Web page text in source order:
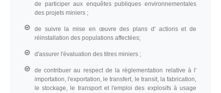
de participer aux enquêtes publiques environnementales
des projets miniers ;
de suivre la mise en œuvre des plans d' actions et de
réinstallation des populations affectées;
d'assurer l'évaluation des titres miniers ;
de contribuer au respect de la règlementation relative à l'
importation, l'exportation, le transfert, le transit, la fabrication,
le stockage, le transport et l'emploi des explosifs à usage